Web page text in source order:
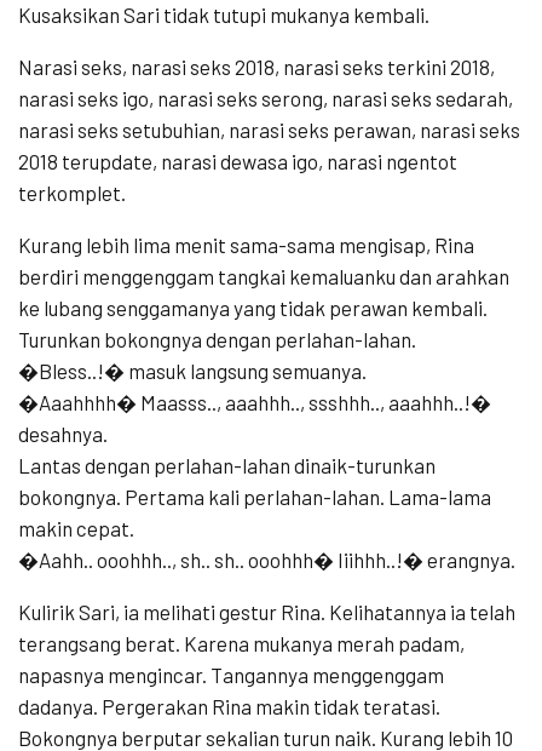
Kusaksikan Sari tidak tutupi mukanya kembali.
Narasi seks, narasi seks 2018, narasi seks terkini 2018,
narasi seks igo, narasi seks serong, narasi seks sedarah,
narasi seks setubuhian, narasi seks perawan, narasi seks
2018 terupdate, narasi dewasa igo, narasi ngentot
terkomplet.
Kurang lebih lima menit sama-sama mengisap, Rina
berdiri menggenggam tangkai kemaluanku dan arahkan
ke lubang senggamanya yang tidak perawan kembali.
Turunkan bokongnya dengan perlahan-lahan.
�Bless..!� masuk langsung semuanya.
�Aaahhhh� Maasss.., aaahhh.., ssshhh.., aaahhh..!�
desahnya.
Lantas dengan perlahan-lahan dinaik-turunkan
bokongnya. Pertama kali perlahan-lahan. Lama-lama
makin cepat.
�Aahh.. ooohhh.., sh.. sh.. ooohhh� Iiihhh..!� erangnya.
Kulirik Sari, ia melihati gestur Rina. Kelihatannya ia telah
terangsang berat. Karena mukanya merah padam,
napasnya mengincar. Tangannya menggenggam
dadanya. Pergerakan Rina makin tidak teratasi.
Bokongnya berputar sekalian turun naik. Kurang lebih 10